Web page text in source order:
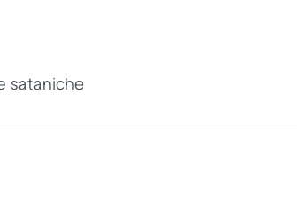
sataniche